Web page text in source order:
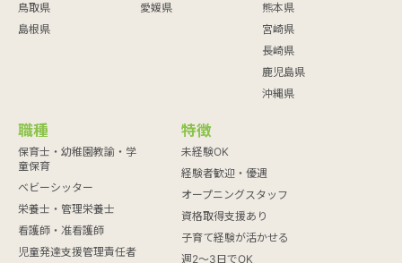
鳥取県
島根県
愛媛県
熊本県
宮崎県
長崎県
鹿児島県
沖縄県
職種
保育士・幼稚園教諭・学
童保育
ベビーシッター
栄養士・管理栄養士
看護師・准看護師
児童発達支援管理責任者
特徴
未経験OK
経験者歓迎・優遇
オープニングスタッフ
資格取得支援あり
子育て経験が活かせる
週2～3日でOK